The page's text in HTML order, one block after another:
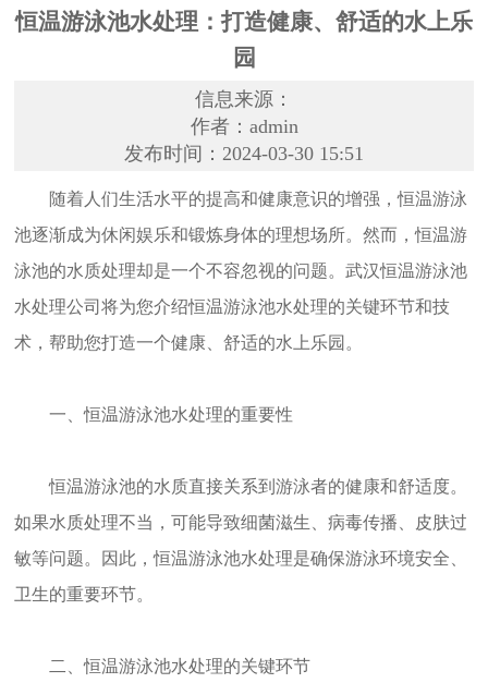
恒温游泳池水处理：打造健康、舒适的水上乐
园
信息来源：
作者：admin
发布时间：2024-03-30 15:51
随着人们生活水平的提高和健康意识的增强，恒温游泳
池逐渐成为休闲娱乐和锻炼身体的理想场所。然而，恒温游
泳池的水质处理却是一个不容忽视的问题。 武汉恒温游泳池
水处理公司将为您介绍恒温游泳池水处理的关键环节和技
术，帮助您打造一个健康、舒适的水上乐园。
一、恒温游泳池水处理的重要性
恒温游泳池的水质直接关系到游泳者的健康和舒适度。
如果水质处理不当，可能导致细菌滋生、病毒传播、皮肤过
敏等问题。因此，恒温游泳池水处理是确保游泳环境安全、
卫生的重要环节。
二、恒温游泳池水处理的关键环节